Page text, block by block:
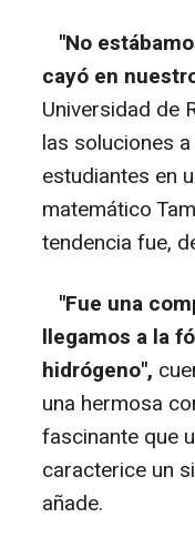
"No
cayó en
Universidad de
las soluciones
estudiantes en
matemático
tendencia fue,
"Fue una
llegamos a la
hidrógeno",
una hermosa
fascinante que
caracterice un
añade.